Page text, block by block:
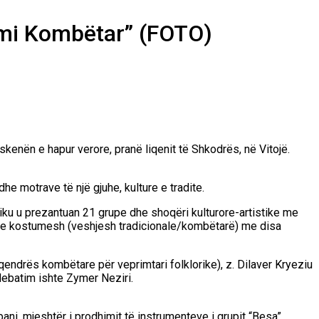
Kombëtar” (FOTO)
e hapur verore, pranë liqenit të Shkodrës, në Vitojë.
motrave të një gjuhe, kulture e tradite.
u prezantuan 21 grupe dhe shoqëri kulturore-artistike me
kostumesh (veshjesh tradicionale/kombëtarë) me disa
kombëtare për veprimtari folklorike), z. Dilaver Kryeziu
ishte Zymer Neziri.